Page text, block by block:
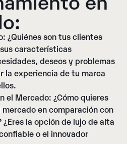
¿Quiénes son tus clientes
características
deseos y problemas
la experiencia de tu marca
el Mercado: ¿Cómo quieres
en comparación con
la opción de lujo de alta
o el innovador